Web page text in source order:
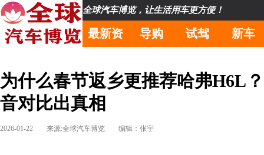
全球汽车博览，让生活用车更方便！
最新资 导购 试驾 新车
为什么春节返乡更推荐哈弗H6L
音对比出真相
2026-01-22 来源:全球汽车博览 编辑：张宇